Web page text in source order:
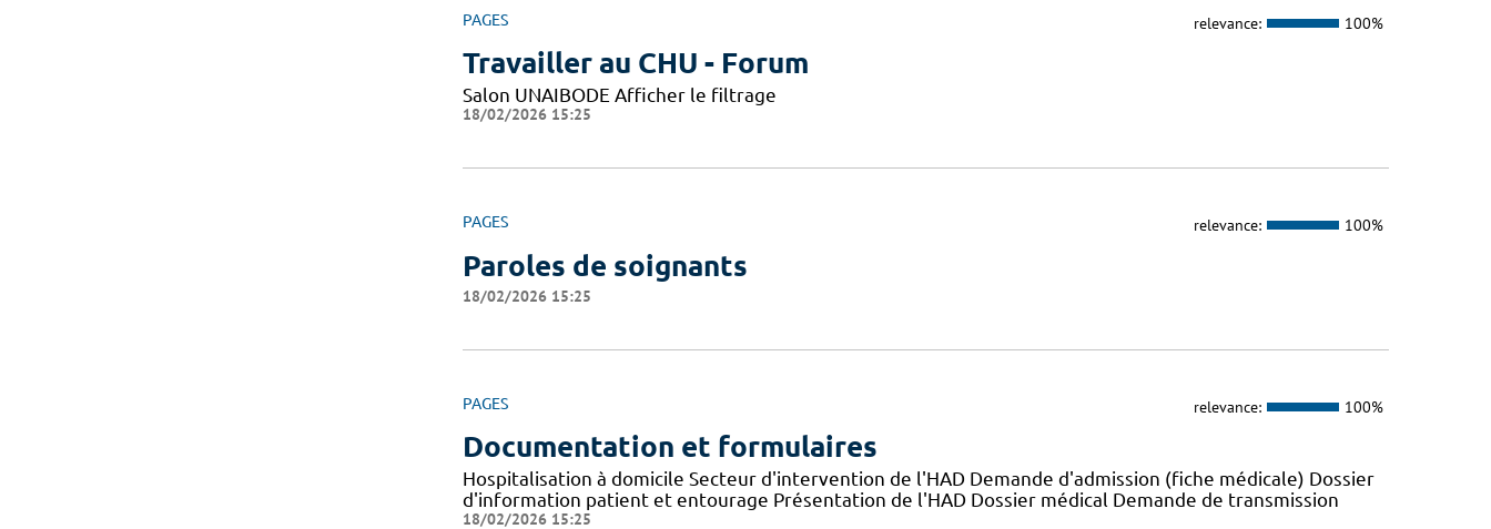
PAGES relevance: 100%
Travailler au CHU - Forum
Salon UNAIBODE Afficher le filtrage
18/02/2026 15:25
PAGES relevance: 100%
Paroles de soignants
18/02/2026 15:25
PAGES relevance: 100%
Documentation et formulaires
Hospitalisation à domicile Secteur d'intervention de l'HAD Demande d'admission (fiche médicale) Dossier
d'information patient et entourage Présentation de l'HAD Dossier médical Demande de transmission
18/02/2026 15:25